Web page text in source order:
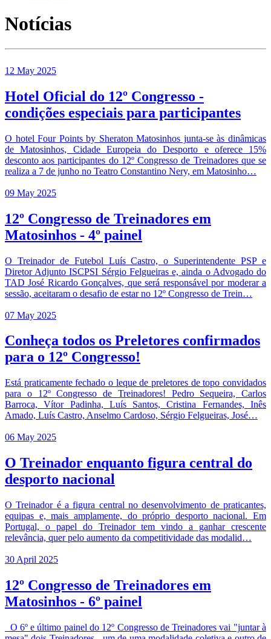
Notícias
12 May 2025
Hotel Oficial do 12º Congresso -
condições especiais para participantes
O hotel Four Points by Sheraton Matosinhos junta-se às dinâmicas
de Matosinhos, Cidade Europeia do Desporto e oferece 15%
desconto aos participantes do 12º Congresso de Treinadores que se
realiza a 7 de junho no Teatro Constantino Nery, em Matosinho…
09 May 2025
12º Congresso de Treinadores em
Matosinhos - 4º painel
O Treinador de Futebol Luís Castro, o Superintendente PSP e
Diretor Adjunto ISCPSI Sérgio Felgueiras e, ainda o Advogado do
TAD José Ricardo Gonçalves, que será responsável por moderar a
sessão, aceitaram o desafio de estar no 12º Congresso de Trein…
07 May 2025
Conheça todos os Preletores confirmados
para o 12º Congresso!
Está praticamente fechado o leque de preletores de topo convidados
para o 12º Congresso de Treinadores! Pedro Sequeira, Carlos
Barroca, Vítor Padinha, Luís Santos, Cristina Fernandes, Inês
Amado, Luís Castro, Anselmo Cardoso, Sérgio Felgueiras, José…
06 May 2025
O Treinador enquanto figura central do
desporto nacional
O Treinador é a figura central no desenvolvimento de praticantes,
equipas e, mais amplamente, do próprio desporto nacional. Em
Portugal, o papel do Treinador tem vindo a ganhar crescente
relevância, quer pelo aumento da competitividade das modalid…
30 April 2025
12º Congresso de Treinadores em
Matosinhos - 6º painel
O 6º e último painel do 12º Congresso de Treinadores vai "juntar à